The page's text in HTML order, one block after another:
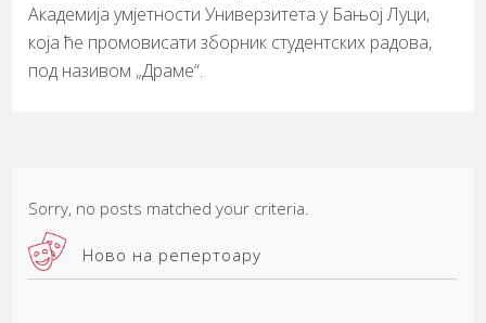
Академија умјетности Универзитета у Бањој Луци,
која ће промовисати зборник студентских радова,
под називом „Драме“.
Sorry, no posts matched your criteria.
Ново на репертоару